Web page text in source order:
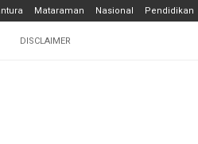
Mataraman Nasional Pendidikan
DISCLAIMER